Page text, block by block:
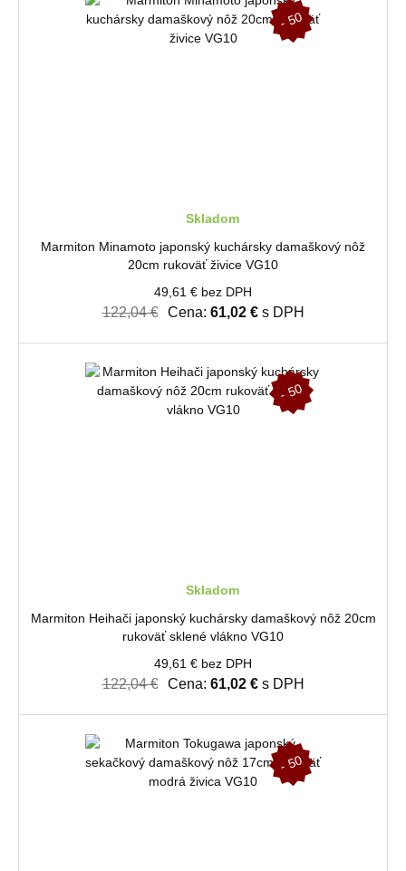
-
5
0
Skladom
Marmiton Minamoto japonský kuchársky damaškový nôž
20cm rukoväť živice VG10
49,61 € bez DPH
122,04 € Cena: 61,02 €s DPH
-
5
0
Skladom
Marmiton Heihači japonský kuchársky damaškový nôž 20cm
rukoväť sklené vlákno VG10
49,61 € bez DPH
122,04 € Cena: 61,02 €s DPH
-
5
0